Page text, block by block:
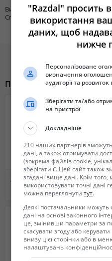
Маса виробу, кг: 200
Сінажні вила - універсальне
робочий орган або додаткове
застосування. Фронтальний
забезпечує виконання значно
функціональні можливості
Силосні і сінажні вила в
набагато швидше виконувати
особливо корисним в
роботи складно виконувати
Головне призначення продукції -
зиму. Область роботи цього
не обмежується навантаженням
допомогою можна вивозити гілки,
Вид
Спецтехники
Погрузчики
Похожие объявления
Автоцистерны - для молока, воды и ассенизаторные машины, рыбовоз. Обслуживание и ремонт
Не указана
"Razdal" просить
використання
даних, щоб
нижче
Персоналізоване
визначення
аудиторії та розвиток
Зберігати та/або
на пристрої
Докладніше
210 наших партнерів
дані, а також отримувати
(зокрема файлів cookie,
зберігати її. Цей сайт також
згадані вище дані. Крім
використовувати точні дані
можна переглянутитут.
Деякі постачальники можуть
дані на основі законного
це, змінивши параметри за
скасувати згоду або
внизу цієї сторінки або в
налаштувань